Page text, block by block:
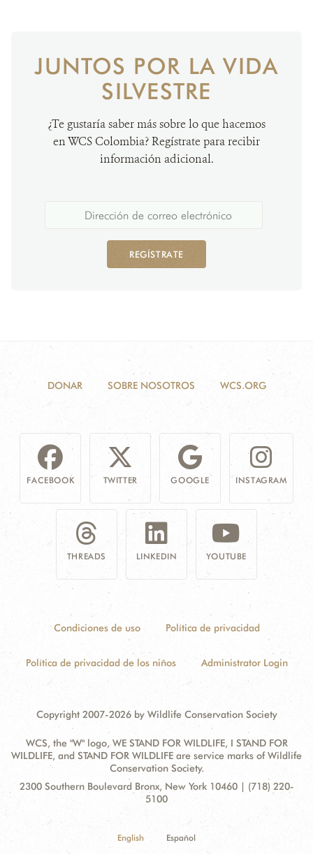
JUNTOS POR LA VIDA
SILVESTRE
¿Te gustaría saber más sobre lo que hacemos
en WCS Colombia? Regístrate para recibir
información adicional.
REGÍSTRATE
DONAR SOBRE NOSOTROS WCS.ORG
FACEBOOK TWITTER GOOGLE INSTAGRAM
THREADS LINKEDIN YOUTUBE
Condiciones de uso Política de privacidad
Política de privacidad de los niños Administrator Login
Copyright 2007-2026 by Wildlife Conservation Society
WCS, the "W" logo, WE STAND FOR WILDLIFE, I STAND FOR
WILDLIFE, and STAND FOR WILDLIFE are service marks of Wildlife
Conservation Society.
Contact
Address:
2300 Southern Boulevard Bronx, New York 10460 | (718) 220-
5100
English Español